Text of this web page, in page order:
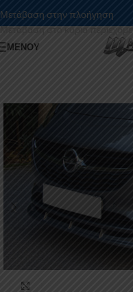
Μετάβαση στην πλοήγηση
Μετάβαση στο κύριο
ΜΕΝΟΎ